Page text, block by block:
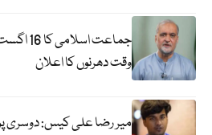
جماعت
وقت دھرنوں کا اعلان
میر رضا علی کیس: دوسری